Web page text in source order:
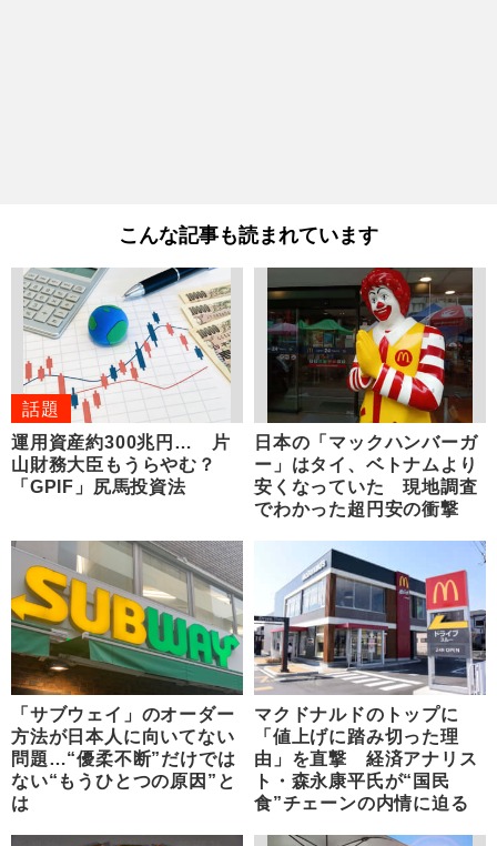
こんな記事も読まれています
話題
運用資産約300兆円… 片
山財務大臣もうらやむ？
「GPIF」尻馬投資法
日本の「マックハンバーガ
ー」はタイ、ベトナムより
安くなっていた 現地調査
でわかった超円安の衝撃
「サブウェイ」のオーダー
方法が日本人に向いてない
問題…“優柔不断”だけでは
ない“もうひとつの原因”と
は
マクドナルドのトップに
「値上げに踏み切った理
由」を直撃 経済アナリス
ト・森永康平氏が“国民
食”チェーンの内情に迫る